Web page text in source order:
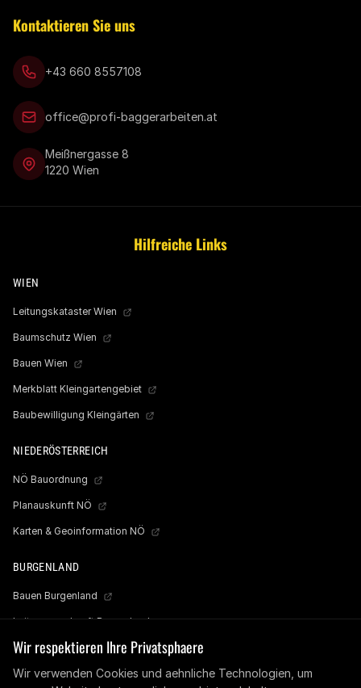
Kontaktieren Sie uns
+43 660 8557108
office@profi-baggerarbeiten.at
Meißnergasse 8
1220 Wien
Hilfreiche Links
WIEN
Leitungskataster Wien
Baumschutz Wien
Bauen Wien
Merkblatt Kleingartengebiet
Baubewilligung Kleingärten
NIEDERÖSTERREICH
NÖ Bauordnung
Planauskunft NÖ
Karten & Geoinformation NÖ
BURGENLAND
Bauen Burgenland
Leitungsauskunft Burgenland
Wasserleitungs- & Kanalkataster
Wir respektieren Ihre Privatsphaere
Wir verwenden Cookies und aehnliche Technologien, um